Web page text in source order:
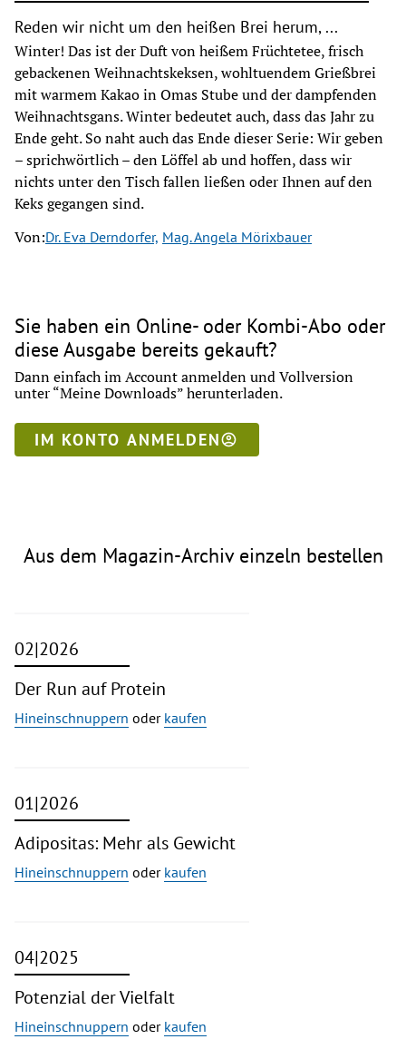
Reden wir nicht um den heißen Brei herum, ...
Winter! Das ist der Duft von heißem Früchtetee, frisch
gebackenen Weihnachtskeksen, wohltuendem Grießbrei
mit warmem Kakao in Omas Stube und der dampfenden
Weihnachtsgans. Winter bedeutet auch, dass das Jahr zu
Ende geht. So naht auch das Ende dieser Serie: Wir geben
– sprichwörtlich – den Löffel ab und hoffen, dass wir
nichts unter den Tisch fallen ließen oder Ihnen auf den
Keks gegangen sind.
Von:Dr. Eva Derndorfer, Mag. Angela Mörixbauer
Sie haben ein Online- oder Kombi-Abo oder
diese Ausgabe bereits gekauft?
Dann einfach im Account anmelden und Vollversion
unter “Meine Downloads” herunterladen.
IM KONTO ANMELDEN
Aus dem Magazin-Archiv einzeln bestellen
02|2026
Der Run auf Protein
Hineinschnuppern oder kaufen
01|2026
Adipositas: Mehr als Gewicht
Hineinschnuppern oder kaufen
04|2025
Potenzial der Vielfalt
Hineinschnuppern oder kaufen